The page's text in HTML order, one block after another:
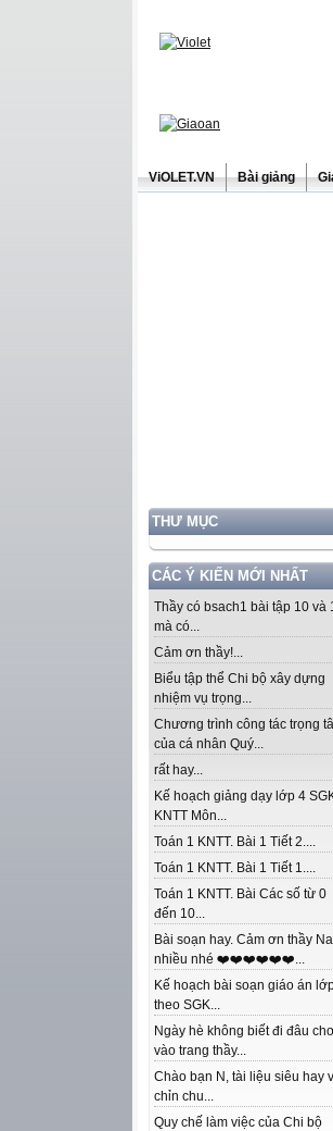
ViOLET.VN Bài giảng
THƯ MỤC
CÁC Ý KIẾN MỚI NHẤT
Thầy có bsach1 bài tập 10 và
mà có...
Cảm ơn thầy!...
Biểu tập thể Chi bộ xây dựng
nhiệm vụ trọng...
Chương trình công tác trọng
của cá nhân Quý...
rất hay...
Kế hoạch giảng dạy lớp 4
KNTT Môn...
Toán 1 KNTT. Bài 1 Tiết 2....
Toán 1 KNTT. Bài 1 Tiết 1....
Toán 1 KNTT. Bài Các số từ 0
đến 10...
Bài soạn hay. Cảm ơn thầy
nhiều nhé ❤️❤️❤️❤️❤️❤️...
Kế hoạch bài soạn giáo án
theo SGK...
Ngày hè không biết đi đâu
vào trang thầy...
Chào bạn N, tài liệu siêu hay
chỉn chu...
Quy chế làm việc của Chi bộ